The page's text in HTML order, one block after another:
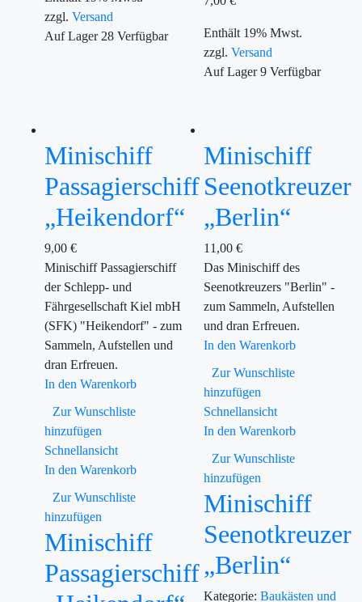
zzgl. Versand
Auf Lager28 Verfügbar
Enthält 19% Mwst.
zzgl. Versand
Auf Lager9 Verfügbar
Minischiff
Passagierschiff
„Heikendorf“
9,00 €
Minischiff Passagierschiff
der Schlepp- und
Fährgesellschaft Kiel mbH
(SFK) "Heikendorf" - zum
Sammeln, Aufstellen und
dran Erfreuen.
In den Warenkorb
Zur Wunschliste
hinzufügen
Schnellansicht
In den Warenkorb
Zur Wunschliste
hinzufügen
Minischiff
Passagierschiff
Minischiff
Seenotkreuzer
„Berlin“
11,00 €
Das Minischiff des
Seenotkreuzers "Berlin" -
zum Sammeln, Aufstellen
und dran Erfreuen.
In den Warenkorb
Zur Wunschliste
hinzufügen
Schnellansicht
In den Warenkorb
Zur Wunschliste
hinzufügen
Minischiff
Seenotkreuzer
„Berlin“
Kategorie: Baukästen und